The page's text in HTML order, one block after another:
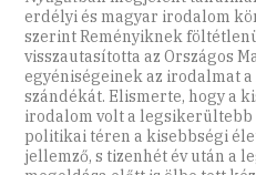
erdélyi és magyar irodalom
szerint Reményiknek
visszautasította az Országos
egyéniségeinek az irodalmat
szándékát. Elismerte, hogy a
irodalom volt a legsikerültebb
politikai téren a kisebbségi
jellemző, s tizenhét év után a